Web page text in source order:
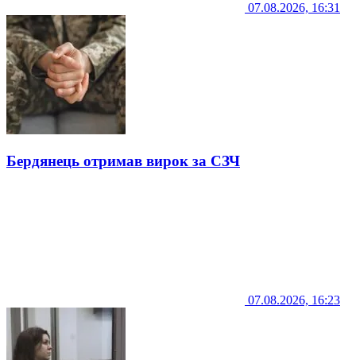
07.08.2026, 16:31
Бердянець отримав вирок за СЗЧ
07.08.2026, 16:23